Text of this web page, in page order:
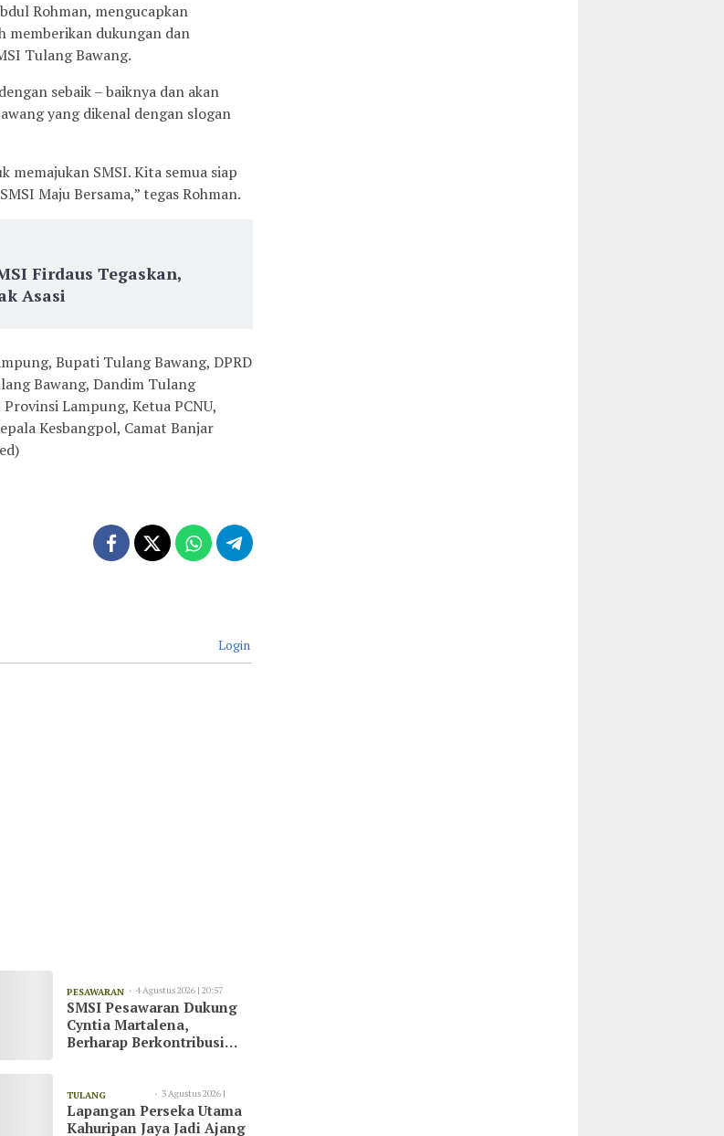
Rohman, mengucapkan
memberikan dukungan dan
Tulang Bawang.
sebaik – baiknya dan akan
yang dikenal dengan slogan
memajukan SMSI. Kita semua siap
Maju Bersama,” tegas Rohman.
Firdaus Tegaskan,
Asasi
Bupati Tulang Bawang, DPRD
Bawang, Dandim Tulang
Lampung, Ketua PCNU,
Kesbangpol, Camat Banjar
Login
PESAWARAN 4 Agustus 2026 | 20:57
SMSI Pesawaran Dukung
Cyntia Martalena,
Berharap Berkontribusi
TULANG
BAWANG
3 Agustus 2026 |
13:09
Lapangan Perseka Utama
Kahuripan Jaya Jadi Ajang